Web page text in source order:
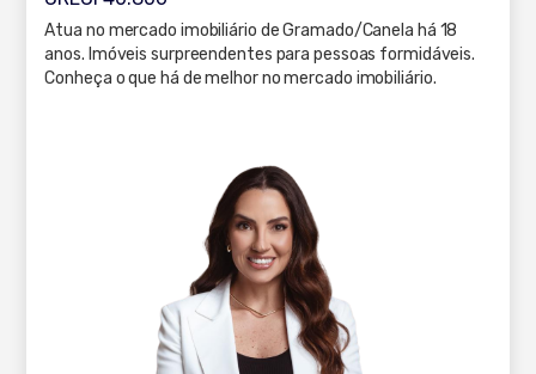
Atua no mercado imobiliário de Gramado/Canela há 18
anos. Imóveis surpreendentes para pessoas formidáveis.
Conheça o que há de melhor no mercado imobiliário.